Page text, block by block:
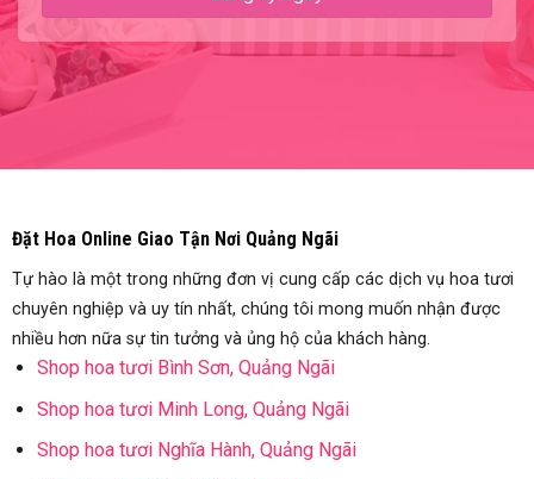
Đặt Hoa Online Giao Tận Nơi Quảng Ngãi
Tự hào là một trong những đơn vị cung cấp các dịch vụ hoa tươi
chuyên nghiệp và uy tín nhất, chúng tôi mong muốn nhận được
nhiều hơn nữa sự tin tưởng và ủng hộ của khách hàng.
Shop hoa tươi Bình Sơn, Quảng Ngãi
Shop hoa tươi Minh Long, Quảng Ngãi
Shop hoa tươi Nghĩa Hành, Quảng Ngãi